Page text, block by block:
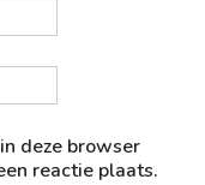
deze browser
reactie plaats.